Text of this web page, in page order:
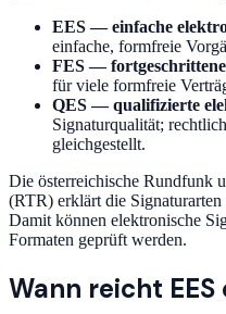
EES — einfache
einfache, formfreie
FES —
für viele formfreie
QES — qualifizierte
Signaturqualität;
gleichgestellt.
Die österreichische Rundfunk
(RTR) erklärt die
Damit können elektronische
Formaten geprüft werden.
Wann reicht EES